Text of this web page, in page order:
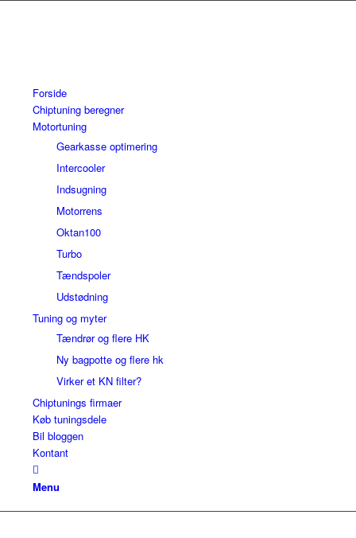
Forside
Chiptuning beregner
Motortuning
Gearkasse optimering
Intercooler
Indsugning
Motorrens
Oktan100
Turbo
Tændspoler
Udstødning
Tuning og myter
Tændrør og flere HK
Ny bagpotte og flere hk
Virker et KN filter?
Chiptunings firmaer
Køb tuningsdele
Bil bloggen
Kontant
Menu